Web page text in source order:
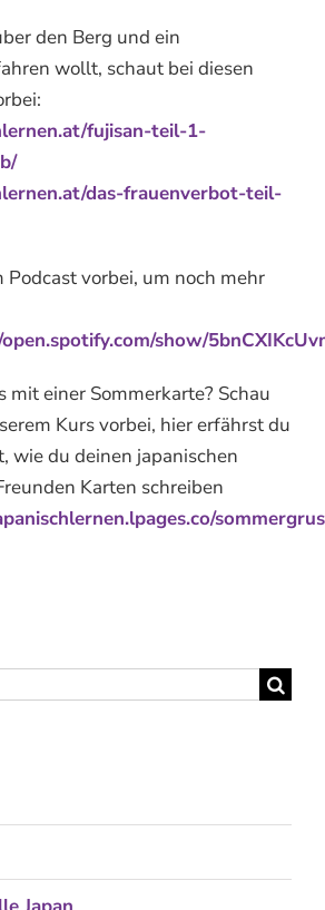
den Berg und ein
wollt, schaut bei diesen
fujisan-teil-1-
das-frauenverbot-teil-
Podcast vorbei, um noch mehr
show/
mit einer Sommerkarte? Schau
Kurs vorbei, hier erfährst du
wie du deinen japanischen
Karten schreiben